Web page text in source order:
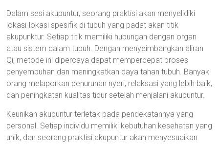
Dalam sesi akupuntur, seorang praktisi akan menyelidiki
lokasi-lokasi spesifik di tubuh yang padat akan titik
akupunktur. Setiap titik memiliki hubungan dengan organ
atau sistem dalam tubuh. Dengan menyeimbangkan aliran
Qi, metode ini dipercaya dapat mempercepat proses
penyembuhan dan meningkatkan daya tahan tubuh. Banyak
orang melaporkan penurunan nyeri, relaksasi yang lebih baik,
dan peningkatan kualitas tidur setelah menjalani akupuntur.
Keunikan akupuntur terletak pada pendekatannya yang
personal. Setiap individu memiliki kebutuhan kesehatan yang
unik, dan seorang praktisi akupuntur akan menyesuaikan